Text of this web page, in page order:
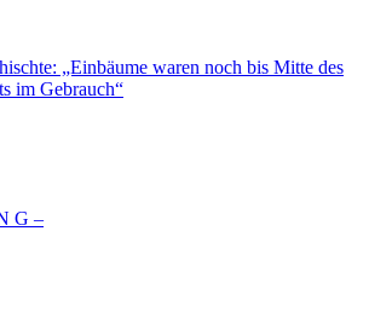
„Einbäume waren noch bis Mitte des
im Gebrauch“
G –